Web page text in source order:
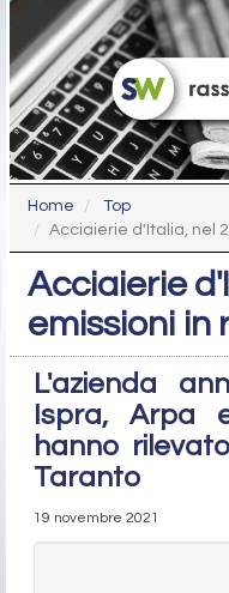
Home
Top
Acciaierie d'Italia, nel
Acciaierie
emissioni in
L'azienda
Ispra, Arpa
hanno
Taranto
19 novembre 2021